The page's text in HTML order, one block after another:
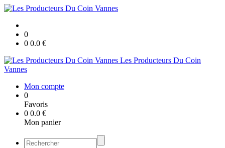
0
0 0.0 €
Les Producteurs Du Coin
Vannes
Mon compte
0
Favoris
0 0.0 €
Mon panier